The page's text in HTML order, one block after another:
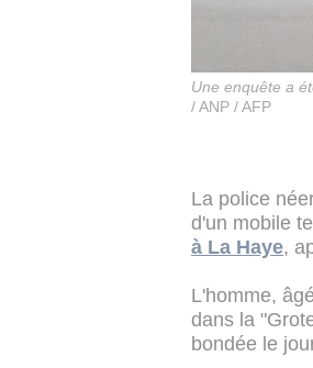
Une enquête a
/ ANP / AFP
La police
d'un mobile
à La Haye,
L'homme,
dans la
bondée le